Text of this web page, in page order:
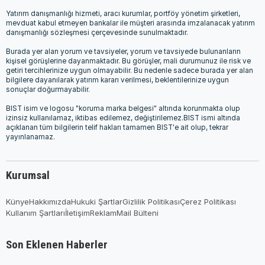
Yatırım danışmanlığı hizmeti, aracı kurumlar, portföy yönetim şirketleri,
mevduat kabul etmeyen bankalar ile müşteri arasında imzalanacak yatırım
danışmanlığı sözleşmesi çerçevesinde sunulmaktadır.
Burada yer alan yorum ve tavsiyeler, yorum ve tavsiyede bulunanların
kişisel görüşlerine dayanmaktadır. Bu görüşler, mali durumunuz ile risk ve
getiri tercihlerinize uygun olmayabilir. Bu nedenle sadece burada yer alan
bilgilere dayanılarak yatırım kararı verilmesi, beklentilerinize uygun
sonuçlar doğurmayabilir.
BIST isim ve logosu "koruma marka belgesi" altında korunmakta olup
izinsiz kullanılamaz, iktibas edilemez, değiştirilemez.BIST ismi altında
açıklanan tüm bilgilerin telif hakları tamamen BIST'e ait olup, tekrar
yayınlanamaz.
Kurumsal
KünyeHakkımızdaHukuki ŞartlarGizlilik PolitikasıÇerez Politikası
Kullanım ŞartlarıİletişimReklamMail Bülteni
Son Eklenen Haberler